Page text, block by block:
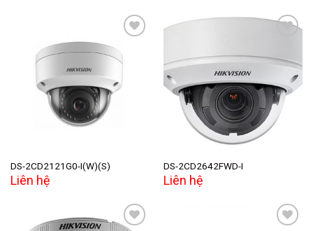
wishlist
DS-2CD2121G0-I(W)(S)
Liên hệ
Add to
wishlist
DS-2CD2642FWD-I
Liên hệ